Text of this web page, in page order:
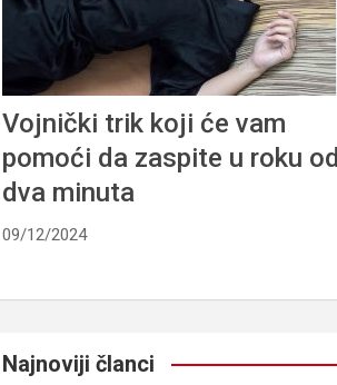
Vojnički trik koji će vam
pomoći da zaspite u roku od
dva minuta
09/12/2024
Najnoviji članci